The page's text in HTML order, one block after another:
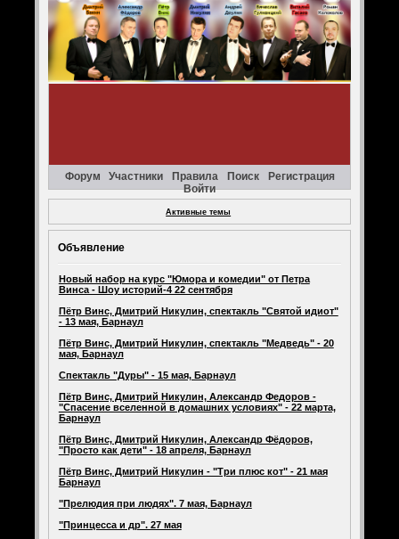
Форум Участники Правила Поиск
Регистрация
Войти
Активные темы
Объявление
Новый набор на курс "Юмора и комедии" от Петра
Винса - Шоу историй-4 22 сентября
Пётр Винс, Дмитрий Никулин, спектакль "Святой идиот"
- 13 мая, Барнаул
Пётр Винс, Дмитрий Никулин, спектакль "Медведь" - 20
мая, Барнаул
Спектакль "Дуры" - 15 мая, Барнаул
Пётр Винс, Дмитрий Никулин, Александр Федоров -
"Спасение вселенной в домашних условиях" - 22 марта,
Барнаул
Пётр Винс, Дмитрий Никулин, Александр Фёдоров,
"Просто как дети" - 18 апреля, Барнаул
Пётр Винс, Дмитрий Никулин - "Три плюс кот" - 21 мая
Барнаул
"Прелюдия при людях". 7 мая, Барнаул
"Принцесса и др". 27 мая